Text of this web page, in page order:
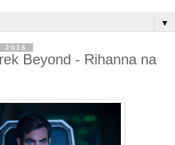
▼
2016
Beyond - Rihanna na